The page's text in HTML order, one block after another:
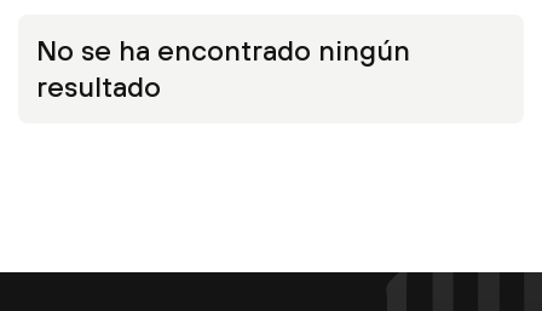
No se ha encontrado ningún
resultado